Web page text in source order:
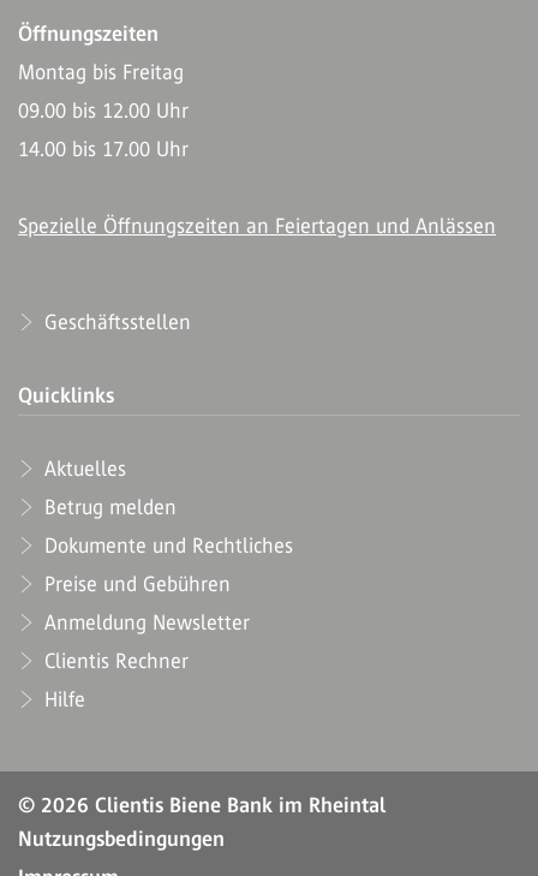
Öffnungszeiten
Montag bis Freitag
09.00 bis 12.00 Uhr
14.00 bis 17.00 Uhr
Spezielle Öffnungszeiten an Feiertagen und Anlässen
Geschäftsstellen
Quicklinks
Aktuelles
Betrug melden
Dokumente und Rechtliches
Preise und Gebühren
Anmeldung Newsletter
Clientis Rechner
Hilfe
© 2026 Clientis Biene Bank im Rheintal
Nutzungsbedingungen